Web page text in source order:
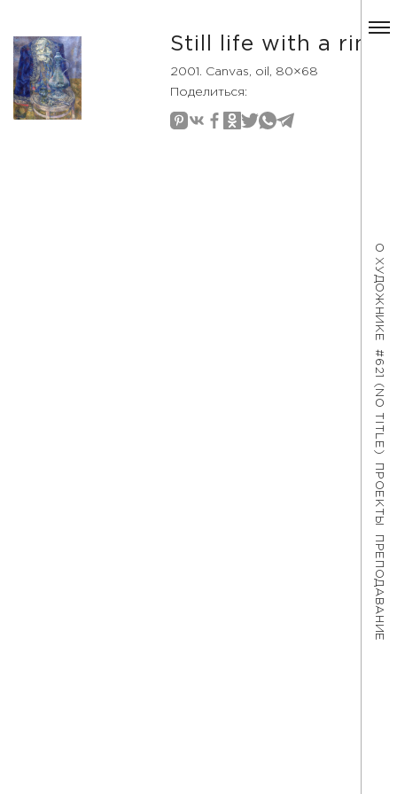
О ХУДОЖНИКЕ
#621 (NO TITLE)
ПРОЕКТЫ
ПРЕПОДАВАНИЕ
Still life with a ring
2001. Canvas, oil, 80×68
Поделиться: